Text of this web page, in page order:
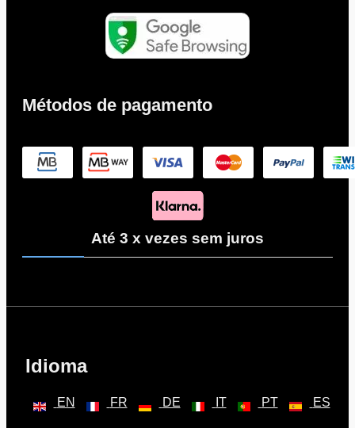
Métodos de pagamento
Até 3 x vezes sem juros
Idioma
EN FR DE IT PT ES